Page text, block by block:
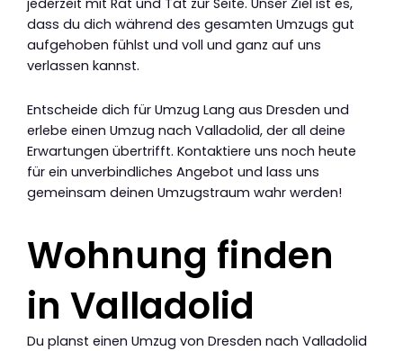
jederzeit mit Rat und Tat zur Seite. Unser Ziel ist es,
dass du dich während des gesamten Umzugs gut
aufgehoben fühlst und voll und ganz auf uns
verlassen kannst.
Entscheide dich für Umzug Lang aus Dresden und
erlebe einen Umzug nach Valladolid, der all deine
Erwartungen übertrifft. Kontaktiere uns noch heute
für ein unverbindliches Angebot und lass uns
gemeinsam deinen Umzugstraum wahr werden!
Wohnung finden
in Valladolid
Du planst einen Umzug von Dresden nach Valladolid